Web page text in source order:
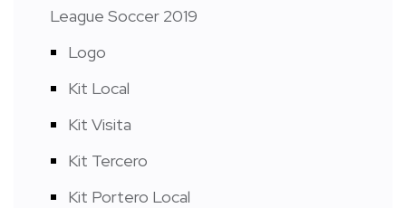
League Soccer 2019
Logo
Kit Local
Kit Visita
Kit Tercero
Kit Portero Local